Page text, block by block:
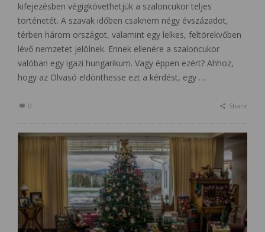
kifejezésben végigkövethetjük a szaloncukor teljes
történetét. A szavak időben csaknem négy évszázadot,
térben három országot, valamint egy lelkes, feltörekvőben
lévő nemzetet jelölnek. Ennek ellenére a szaloncukor
valóban egy igazi hungarikum. Vagy éppen ezért? Ahhoz,
hogy az Olvasó eldönthesse ezt a kérdést, egy …
0 Share